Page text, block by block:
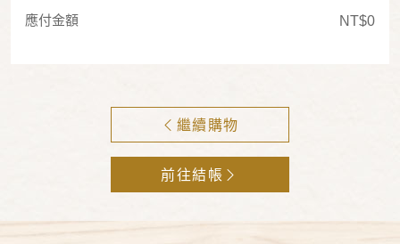
應付金額 NT$0
繼續購物
前往結帳